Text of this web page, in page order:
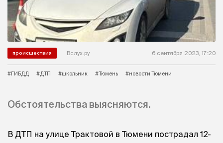
происшествия Вслух.ру 6 сентября 2023, 17:20
#ГИБДД #ДТП #школьник #Тюмень #новости Тюмени
Обстоятельства выясняются.
В ДТП на улице Трактовой в Тюмени пострадал 12-